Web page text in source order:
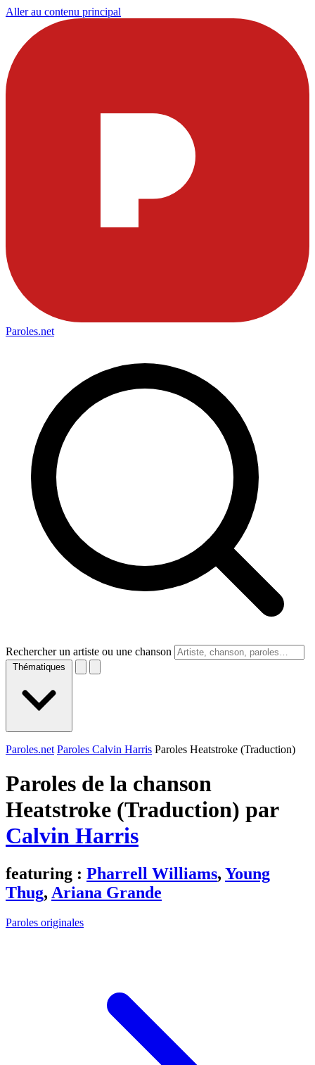
Aller au contenu principal
Paroles.net
Rechercher un artiste ou une chanson
Thématiques
Paroles.net Paroles Calvin Harris Paroles Heatstroke (Traduction)
Paroles de la chanson
Heatstroke (Traduction) par
Calvin Harris
featuring : Pharrell Williams, Young
Thug, Ariana Grande
Paroles originales